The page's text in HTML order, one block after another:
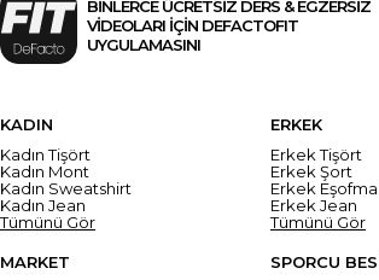
BİNLERCE ÜCRETSİZ DERS & EGZERSİZ
VİDEOLARI İÇİN DEFACTOFIT
UYGULAMASINI
KADIN
Kadın Tişört
Kadın Mont
Kadın Sweatshirt
Kadın Jean
Tümünü Gör
ERKEK
Erkek Tişört
Erkek Şort
Erkek
Erkek Jean
Tümünü Gör
MARKET
SPORCU